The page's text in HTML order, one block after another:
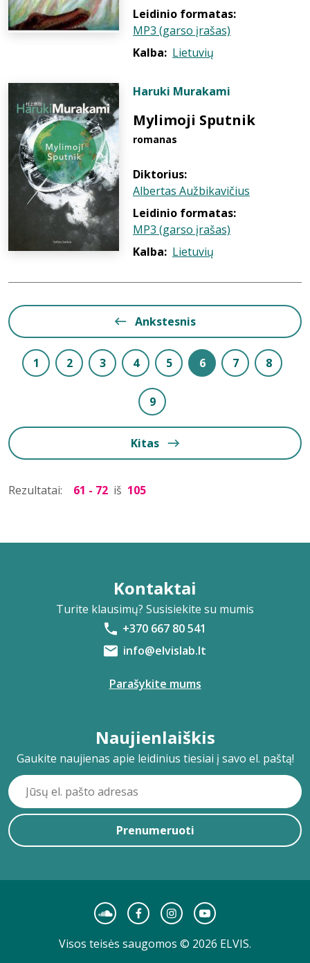
Leidinio formatas:
MP3 (garso įrašas)
Kalba: Lietuvių
Haruki Murakami
Mylimoji Sputnik
romanas
Diktorius:
Albertas Aužbikavičius
Leidinio formatas:
MP3 (garso įrašas)
Kalba: Lietuvių
Ankstesnis
1 2 3 4 5 6 7 8
9
Kitas
Rezultatai: 61 - 72 iš 105
Kontaktai
Turite klausimų? Susisiekite su mumis
+370 667 80 541
info@elvislab.lt
Parašykite mums
Naujienlaiškis
Gaukite naujienas apie leidinius tiesiai į savo el. paštą!
Prenumeruoti
Visos teisės saugomos © 2026 ELVIS.